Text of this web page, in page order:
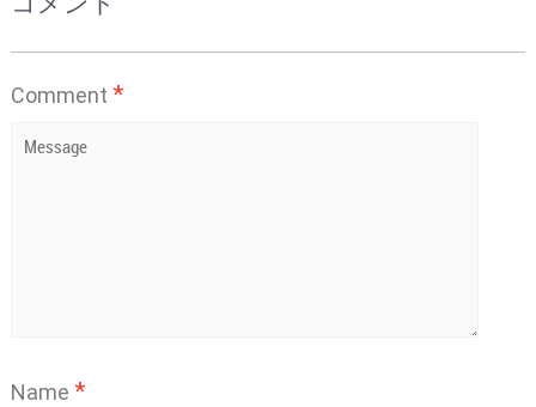
Comment *
Name *